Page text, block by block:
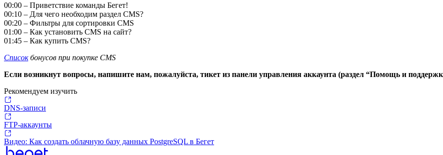
00:00 – Приветствие команды Бегет!
00:10 – Для чего необходим раздел CMS?
00:20 – Фильтры для сортировки CMS
01:00 – Как установить CMS на сайт?
01:45 – Как купить CMS?
Списокбонусов при покупке CMS
Если возникнут вопросы, напишите нам, пожалуйста, тикет из панели управления аккаунта (раздел “Помощь и
Рекомендуем изучить
DNS-записи
FTP-аккаунты
Видео: Как создать облачную базу данных PostgreSQL в Бегет